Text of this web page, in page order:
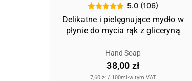
5.0 (106)
Delikatne i pielęgnujące mydło w
płynie do mycia rąk z gliceryną
Hand Soap
38,00 zł
7,60 zł / 100ml ·w tym VAT